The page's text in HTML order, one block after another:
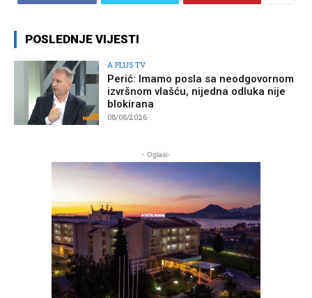
POSLEDNJE VIJESTI
A PLUS TV
Perić: Imamo posla sa neodgovornom
izvršnom vlašću, nijedna odluka nije
blokirana
08/08/2026
- Oglasi-